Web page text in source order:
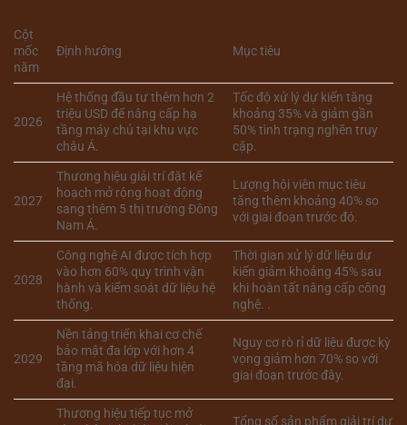
Cột
mốc
năm
Định hướng Mục tiêu
2026
Hệ thống đầu tư thêm hơn 2
triệu USD để nâng cấp hạ
tầng máy chủ tại khu vực
châu Á.
Tốc độ xử lý dự kiến tăng
khoảng 35% và giảm gần
50% tình trạng nghẽn truy
cập.
2027
Thương hiệu giải trí đặt kế
hoạch mở rộng hoạt động
sang thêm 5 thị trường Đông
Nam Á.
Lượng hội viên mục tiêu
tăng thêm khoảng 40% so
với giai đoạn trước đó.
2028
Công nghệ AI được tích hợp
vào hơn 60% quy trình vận
hành và kiểm soát dữ liệu hệ
thống.
Thời gian xử lý dữ liệu dự
kiến giảm khoảng 45% sau
khi hoàn tất nâng cấp công
nghệ. .
2029
Nền tảng triển khai cơ chế
bảo mật đa lớp với hơn 4
tầng mã hóa dữ liệu hiện
đại.
Nguy cơ rò rỉ dữ liệu được kỳ
vọng giảm hơn 70% so với
giai đoạn trước đây.
Thương hiệu tiếp tục mở